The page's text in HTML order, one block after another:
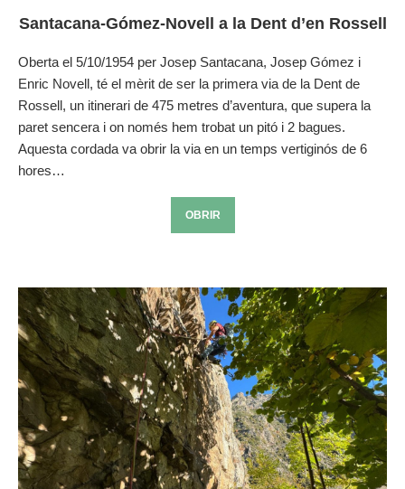
Santacana-Gómez-Novell a la Dent d’en Rossell
Oberta el 5/10/1954 per Josep Santacana, Josep Gómez i
Enric Novell, té el mèrit de ser la primera via de la Dent de
Rossell, un itinerari de 475 metres d’aventura, que supera la
paret sencera i on només hem trobat un pitó i 2 bagues.
Aquesta cordada va obrir la via en un temps vertiginós de 6
hores…
OBRIR